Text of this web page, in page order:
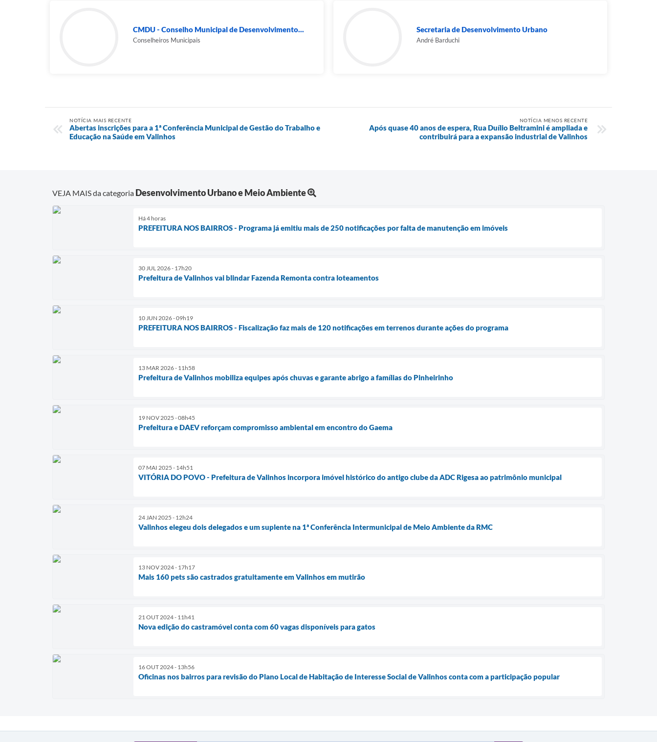
CMDU - Conselho Municipal de Desenvolvimento...
Conselheiros Municipais
Secretaria de Desenvolvimento Urbano
André Barduchi
NOTÍCIA MAIS RECENTE
Abertas inscrições para a 1ª Conferência Municipal de Gestão do Trabalho e
Educação na Saúde em Valinhos
NOTÍCIA MENOS RECENTE
Após quase 40 anos de espera, Rua Duílio Beltramini é ampliada e
contribuirá para a expansão industrial de Valinhos
VEJA MAIS da categoria Desenvolvimento Urbano e Meio Ambiente
Há 4 horas
PREFEITURA NOS BAIRROS - Programa já emitiu mais de 250 notificações por falta de manutenção em imóveis
30 JUL 2026 - 17h20
Prefeitura de Valinhos vai blindar Fazenda Remonta contra loteamentos
10 JUN 2026 - 09h19
PREFEITURA NOS BAIRROS - Fiscalização faz mais de 120 notificações em terrenos durante ações do programa
13 MAR 2026 - 11h58
Prefeitura de Valinhos mobiliza equipes após chuvas e garante abrigo a famílias do Pinheirinho
19 NOV 2025 - 08h45
Prefeitura e DAEV reforçam compromisso ambiental em encontro do Gaema
07 MAI 2025 - 14h51
VITÓRIA DO POVO - Prefeitura de Valinhos incorpora imóvel histórico do antigo clube da ADC Rigesa ao patrimônio municipal
24 JAN 2025 - 12h24
Valinhos elegeu dois delegados e um suplente na 1ª Conferência Intermunicipal de Meio Ambiente da RMC
13 NOV 2024 - 17h17
Mais 160 pets são castrados gratuitamente em Valinhos em mutirão
21 OUT 2024 - 11h41
Nova edição do castramóvel conta com 60 vagas disponíveis para gatos
16 OUT 2024 - 13h56
Oficinas nos bairros para revisão do Plano Local de Habitação de Interesse Social de Valinhos conta com a participação popular